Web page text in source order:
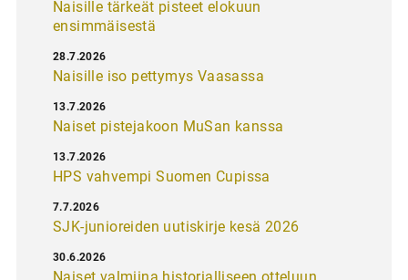
Naisille tärkeät pisteet elokuun
ensimmäisestä
Naisille iso pettymys Vaasassa
28.7.2026
Naiset pistejakoon MuSan kanssa
13.7.2026
HPS vahvempi Suomen Cupissa
13.7.2026
SJK-junioreiden uutiskirje kesä 2026
7.7.2026
Naiset valmiina historialliseen otteluun
30.6.2026